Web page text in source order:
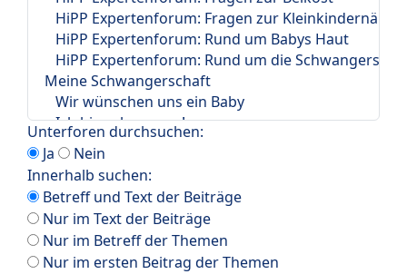
Unterforen durchsuchen:
Ja
Nein
Innerhalb suchen:
Betreff und Text der Beiträge
Nur im Text der Beiträge
Nur im Betreff der Themen
Nur im ersten Beitrag der Themen